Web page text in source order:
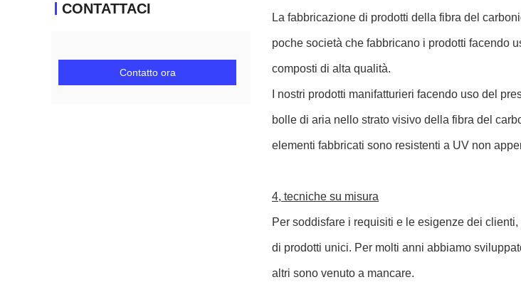
CONTATTACI
Contatto ora
La fabbricazione di prodotti della fibra del
poche società che fabbricano i prodotti facendo
composti di alta qualità.
I nostri prodotti manifatturieri facendo uso del
bolle di aria nello strato visivo della fibra del
elementi fabbricati sono resistenti a UV non
4, tecniche su misura
Per soddisfare i requisiti e le esigenze dei
di prodotti unici. Per molti anni abbiamo
altri sono venuto a mancare.